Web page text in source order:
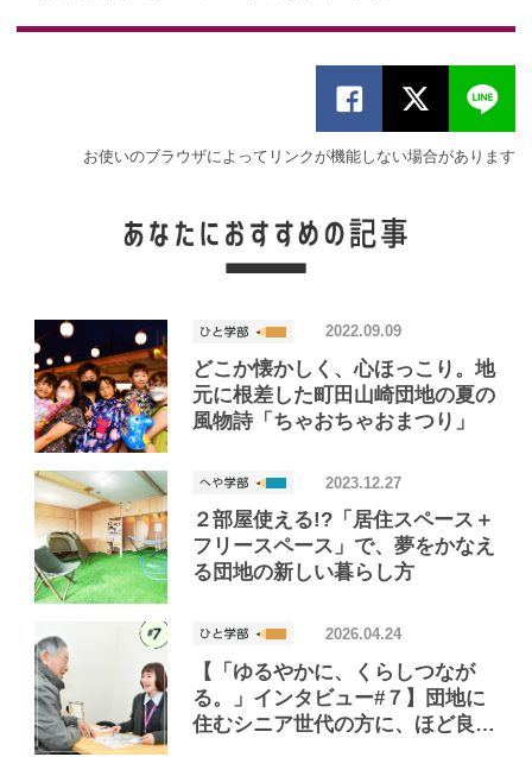
お使いのブラウザによってリンクが機能しない場合があります
どこか懐かしく、心ほっこり。地
元に根差した町田山崎団地の夏の
風物詩「ちゃおちゃおまつり」
2022.09.09
２部屋使える!?「居住スペース＋
フリースペース」で、夢をかなえ
る団地の新しい暮らし方
2023.12.27
【「ゆるやかに、くらしつなが
る。」インタビュー#７】団地に
住むシニア世代の方に、ほど良い
2026.04.24